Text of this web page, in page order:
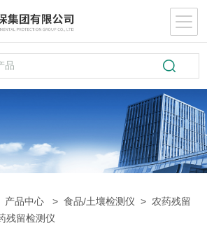
产品中心 >食品/土壤检测仪 > 农药残留
留检测仪